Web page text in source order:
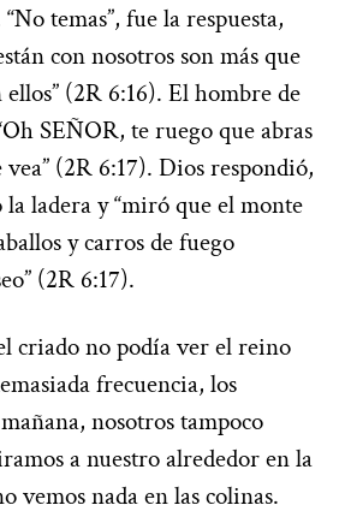
temas”, fue la respuesta,
con nosotros son más que
ellos” (2R 6:16). El hombre de
SEÑOR, te ruego que abras
vea” (2R 6:17). Dios respondió,
ladera y “miró que el monte
y carros de fuego
(2R 6:17).
criado no podía ver el reino
frecuencia, los
nosotros tampoco
a nuestro alrededor en la
vemos nada en las colinas.